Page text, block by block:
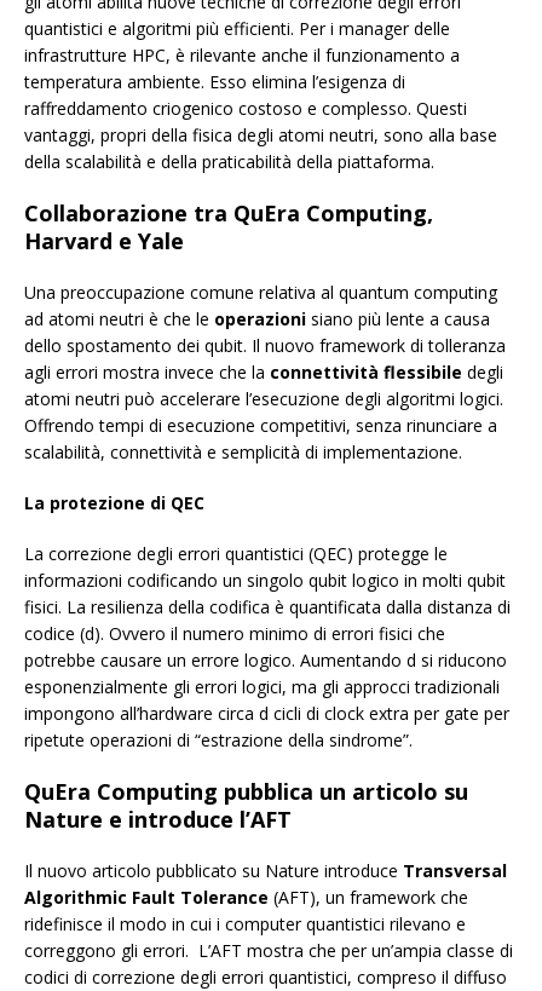
quantistici e algoritmi più efficienti. Per i manager delle
infrastrutture HPC, è rilevante anche il funzionamento a
temperatura ambiente. Esso elimina l’esigenza di
raffreddamento criogenico costoso e complesso. Questi
vantaggi, propri della fisica degli atomi neutri, sono alla base
della scalabilità e della praticabilità della piattaforma.
Collaborazione tra QuEra Computing,
Harvard e Yale
Una preoccupazione comune relativa al quantum computing
ad atomi neutri è che le operazioni siano più lente a causa
dello spostamento dei qubit. Il nuovo framework di tolleranza
agli errori mostra invece che la connettività flessibile degli
atomi neutri può accelerare l’esecuzione degli algoritmi logici.
Offrendo tempi di esecuzione competitivi, senza rinunciare a
scalabilità, connettività e semplicità di implementazione.
La protezione di QEC
La correzione degli errori quantistici (QEC) protegge le
informazioni codificando un singolo qubit logico in molti qubit
fisici. La resilienza della codifica è quantificata dalla distanza di
codice (d). Ovvero il numero minimo di errori fisici che
potrebbe causare un errore logico. Aumentando d si riducono
esponenzialmente gli errori logici, ma gli approcci tradizionali
impongono all’hardware circa d cicli di clock extra per gate per
ripetute operazioni di “estrazione della sindrome”.
QuEra Computing pubblica un articolo su
Nature e introduce l’AFT
Il nuovo articolo pubblicato su Nature introduce Transversal
Algorithmic Fault Tolerance (AFT), un framework che
ridefinisce il modo in cui i computer quantistici rilevano e
correggono gli errori. L’AFT mostra che per un’ampia classe di
codici di correzione degli errori quantistici, compreso il diffuso